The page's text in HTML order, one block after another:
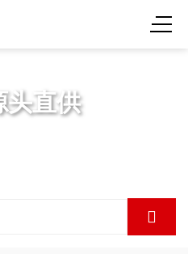
头直供